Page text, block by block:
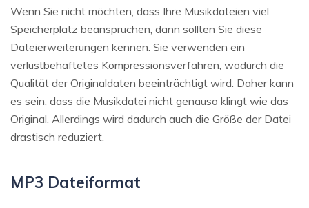
Wenn Sie nicht möchten, dass Ihre Musikdateien viel
Speicherplatz beanspruchen, dann sollten Sie diese
Dateierweiterungen kennen. Sie verwenden ein
verlustbehaftetes Kompressionsverfahren, wodurch die
Qualität der Originaldaten beeinträchtigt wird. Daher kann
es sein, dass die Musikdatei nicht genauso klingt wie das
Original. Allerdings wird dadurch auch die Größe der Datei
drastisch reduziert.
MP3 Dateiformat